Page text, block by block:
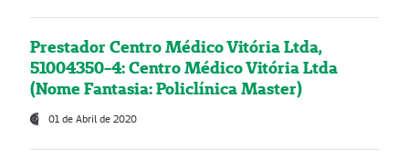
Prestador Centro Médico Vitória Ltda,
51004350-4: Centro Médico Vitória Ltda
(Nome Fantasia: Policlínica Master)
01 de Abril de 2020